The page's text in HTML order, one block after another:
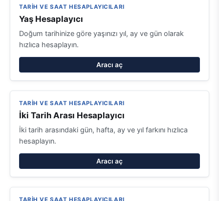
TARIH VE SAAT HESAPLAYICILARI
Yaş Hesaplayıcı
Doğum tarihinize göre yaşınızı yıl, ay ve gün olarak
hızlıca hesaplayın.
Aracı aç
TARIH VE SAAT HESAPLAYICILARI
İki Tarih Arası Hesaplayıcı
İki tarih arasındaki gün, hafta, ay ve yıl farkını hızlıca
hesaplayın.
Aracı aç
TARIH VE SAAT HESAPLAYICILARI